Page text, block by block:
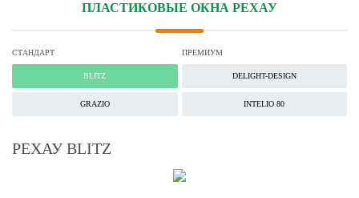
ПЛАСТИКОВЫЕ ОКНА РЕХАУ
СТАНДАРТ
BLITZ
GRAZIO
ПРЕМИУМ
DELIGHT-DESIGN
INTELIO 80
РЕХАУ BLITZ